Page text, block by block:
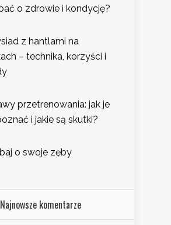
o zdrowie i kondycję?
z hantlami na
– technika, korzyści i
przetrenowania: jak je
i jakie są skutki?
o swoje zęby
Najnowsze komentarze